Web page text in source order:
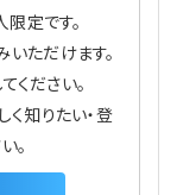
定です。
ただけます。
ください。
く知りたい・登
。